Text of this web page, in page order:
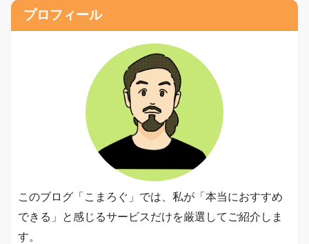
プロフィール
このブログ「こまろぐ」では、私が「本当におすすめ
できる」と感じるサービスだけを厳選してご紹介しま
す。